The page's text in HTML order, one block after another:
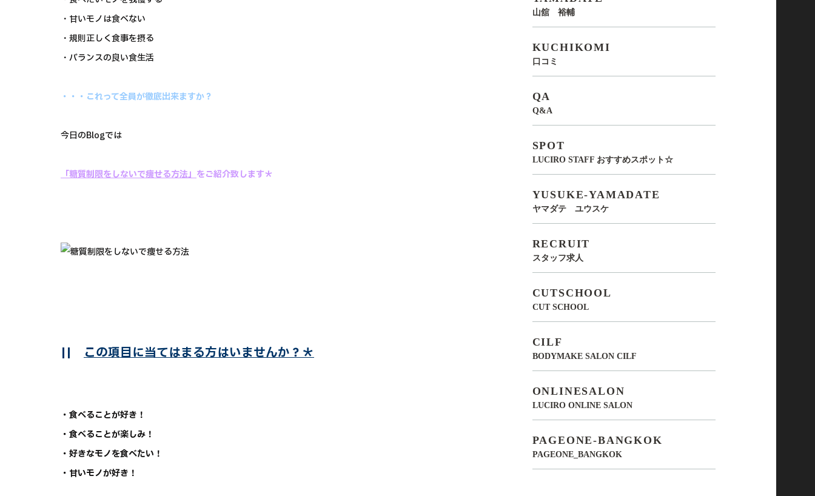
・甘いモノは食べない
・規則正しく食事を摂る
・バランスの良い食生活
・・・これって全員が徹底出来ますか？
今日のBlogでは
「糖質制限をしないで痩せる方法」 をご紹介致します＊
|| この項目に当てはまる方はいませんか？＊
・食べることが好き！
・食べることが楽しみ！
・好きなモノを食べたい！
・甘いモノが好き！
山舘 裕輔
KUCHIKOMI
口コミ
QA
Q&A
SPOT
LUCIRO STAFF おすすめスポット☆
YUSUKE-YAMADATE
ヤマダテ ユウスケ
RECRUIT
スタッフ求人
CUTSCHOOL
CUT SCHOOL
CILF
BODYMAKE SALON CILF
ONLINESALON
LUCIRO ONLINE SALON
PAGEONE-BANGKOK
PAGEONE_BANGKOK